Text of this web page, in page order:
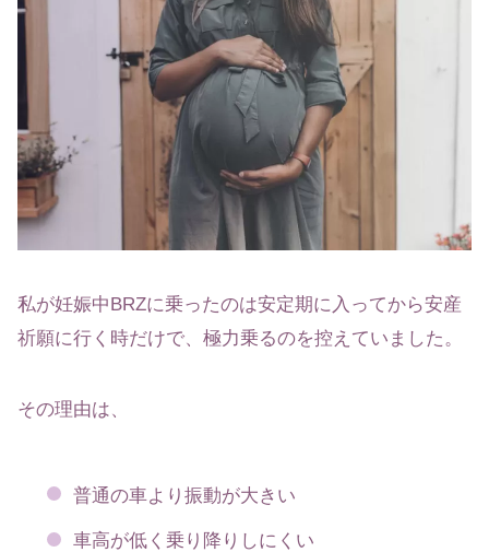
私が妊娠中BRZに乗ったのは安定期に入ってから安産
祈願に行く時だけで、極力乗るのを控えていました。
その理由は、
普通の車より振動が大きい
車高が低く乗り降りしにくい